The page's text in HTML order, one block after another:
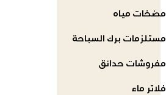
مضخات مياه
مستلزمات برك السباحة
مفروشات حدائق
فلاتر ماء